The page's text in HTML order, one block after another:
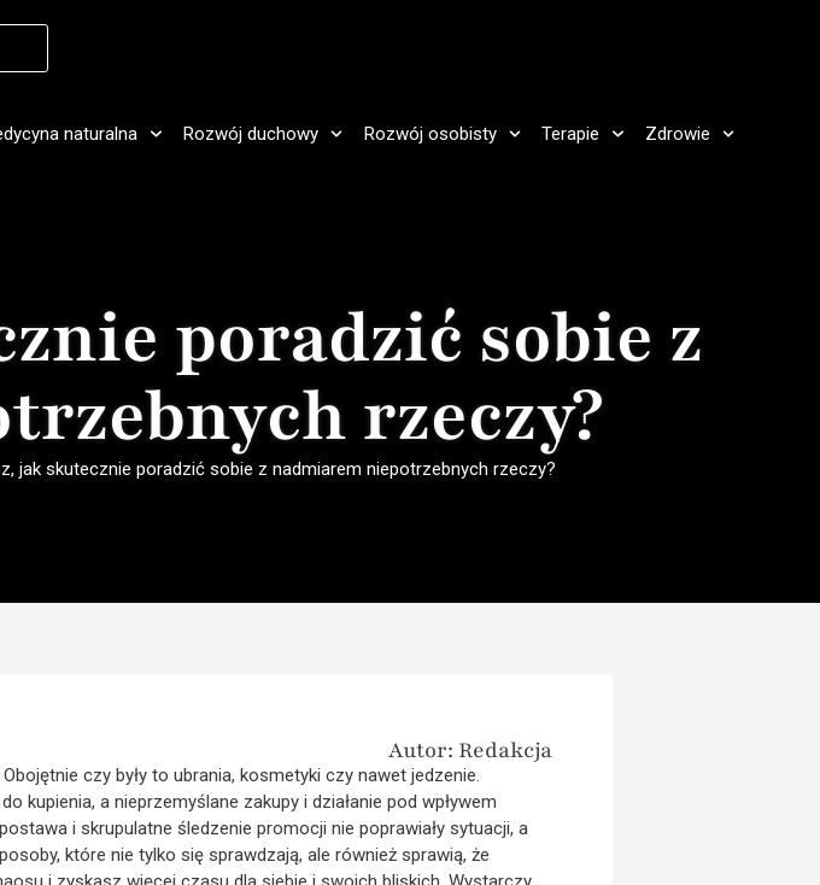
naturalna Rozwój duchowy Rozwój osobisty Terapie Zdrowie
poradzić sobie z
rzeczy?
jak skutecznie poradzić sobie z nadmiarem niepotrzebnych rzeczy?
Autor: Redakcja
czy były to ubrania, kosmetyki czy nawet jedzenie.
kupienia, a nieprzemyślane zakupy i działanie pod wpływem
i skrupulatne śledzenie promocji nie poprawiały sytuacji, a
które nie tylko się sprawdzają, ale również sprawią, że